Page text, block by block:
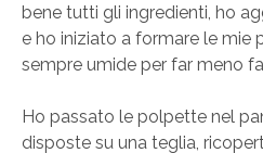
bene tutti gli ingredienti, ho
e ho iniziato a formare le mie
sempre umide per far meno
Ho passato le polpette nel
disposte su una teglia,